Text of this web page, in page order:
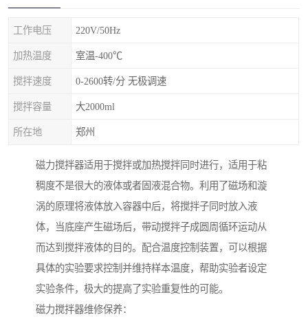
工作电压 220V/50Hz
加热温度 室温-400℃
搅拌速度 0-2600转/分 无极调速
搅拌容量 大2000ml
所在地 郑州
磁力搅拌器适用于搅拌或加热搅拌同时进行，适用于粘
稠度不是很大的液体或者固液混合物。利用了磁场和漩
涡的原理将液体放入容器中后，将搅拌子同时放入液
体，当底座产生磁场后，带动搅拌子成圆周循环运动从
而达到搅拌液体的目的。配合温度控制装置，可以根据
具体的实验要求控制并维持样本温度，帮助实验者设定
实验条件，极大的提高了实验重复性的可能。
磁力搅拌器维修保养：